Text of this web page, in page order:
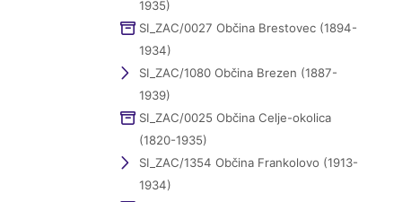
1935)
SI_ZAC/0027 Občina Brestovec (1894-
1934)
SI_ZAC/1080 Občina Brezen (1887-
1939)
SI_ZAC/0025 Občina Celje-okolica
(1820-1935)
SI_ZAC/1354 Občina Frankolovo (1913-
1934)